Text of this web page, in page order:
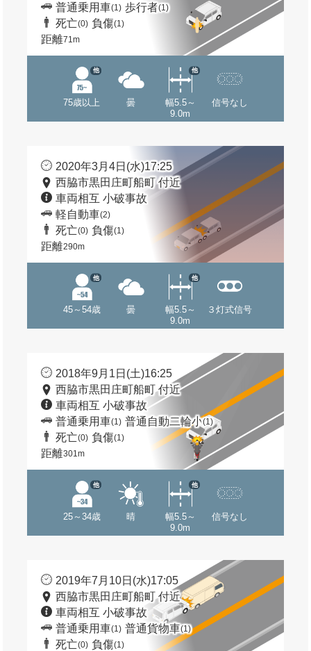
普通乗用車(1) 歩行者(1)
死亡(0) 負傷(1)
距離71m
75歳以上
他
曇
幅5.5～
9.0m
他
信号なし
2020年3月4日(水)17:25
西脇市黒田庄町船町 付近
車両相互 小破事故
軽自動車(2)
死亡(0) 負傷(1)
距離290m
45～54歳
他
曇
幅5.5～
9.0m
他
３灯式信号
2018年9月1日(土)16:25
西脇市黒田庄町船町 付近
車両相互 小破事故
普通乗用車(1) 普通自動二輪小(1)
死亡(0) 負傷(1)
距離301m
25～34歳
他
晴
幅5.5～
9.0m
他
信号なし
2019年7月10日(水)17:05
西脇市黒田庄町船町 付近
車両相互 小破事故
普通乗用車(1) 普通貨物車(1)
死亡(0) 負傷(1)